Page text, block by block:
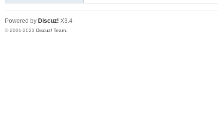
Powered by Discuz! X3.4
© 2001-2023 Discuz! Team